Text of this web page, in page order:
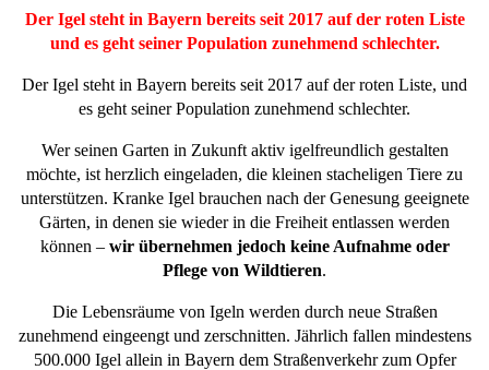
Der Igel steht in Bayern bereits seit 2017 auf der roten Liste
und es geht seiner Population zunehmend schlechter.
Der Igel steht in Bayern bereits seit 2017 auf der roten Liste, und
es geht seiner Population zunehmend schlechter.
Wer seinen Garten in Zukunft aktiv igelfreundlich gestalten
möchte, ist herzlich eingeladen, die kleinen stacheligen Tiere zu
unterstützen. Kranke Igel brauchen nach der Genesung geeignete
Gärten, in denen sie wieder in die Freiheit entlassen werden
können – wir übernehmen jedoch keine Aufnahme oder
Pflege von Wildtieren.
Die Lebensräume von Igeln werden durch neue Straßen
zunehmend eingeengt und zerschnitten. Jährlich fallen mindestens
500.000 Igel allein in Bayern dem Straßenverkehr zum Opfer